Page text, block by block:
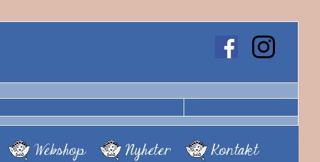
Webshop Nyheter Kontakt